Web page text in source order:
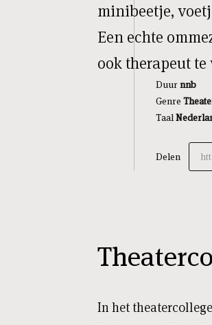
minibeetje,
Een echte
ook therapeut
Duurnnb
Genre
Taal
Delen
In het theatercollege